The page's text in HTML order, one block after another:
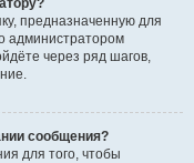
предназначенную для
администратором
через ряд шагов,
сообщения?
для того, чтобы